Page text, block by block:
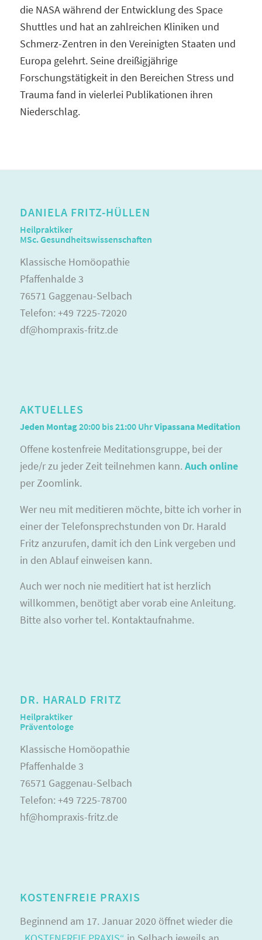
die NASA während der Entwicklung des Space
Shuttles und hat an zahlreichen Kliniken und
Schmerz-Zentren in den Vereinigten Staaten und
Europa gelehrt. Seine dreißigjährige
Forschungstätigkeit in den Bereichen Stress und
Trauma fand in vielerlei Publikationen ihren
Niederschlag.
DANIELA FRITZ-HÜLLEN
Heilpraktiker
MSc. Gesundheitswissenschaften
Klassische Homöopathie
Pfaffenhalde 3
76571 Gaggenau-Selbach
Telefon: +49 7225-72020
df@hompraxis-fritz.de
AKTUELLES
Jeden Montag20:00 bis 21:00 UhrVipassana Meditation
Offene kostenfreie Meditations­gruppe, bei der
jede/r zu jeder Zeit teilnehmen kann. Auch online
per Zoomlink.
Wer neu mit meditieren möchte, bitte ich vorher in
einer der Telefonsprechstunden von Dr. Harald
Fritz anzurufen, damit ich den Link vergeben und
in den Ablauf einweisen kann.
Auch wer noch nie meditiert hat ist herzlich
willkommen, benötigt aber vorab eine Anleitung.
Bitte also vorher tel. Kontaktaufnahme.
DR. HARALD FRITZ
Heilpraktiker
Präventologe
Klassische Homöopathie
Pfaffenhalde 3
76571 Gaggenau-Selbach
Telefon: +49 7225-78700
hf@hompraxis-fritz.de
KOSTENFREIE PRAXIS
Beginnend am 17. Januar 2020 öffnet wieder die